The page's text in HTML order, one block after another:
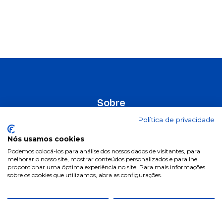
Sobre
Na Pill.pt, encontra de tudo... como na farmácia! Marcas
de confiança, com preços acessíveis.
Política de privacidade
Nós usamos cookies
Podemos colocá-los para análise dos nossos dados de visitantes, para
melhorar o nosso site, mostrar conteúdos personalizados e para lhe
proporcionar uma óptima experiência no site. Para mais informações
sobre os cookies que utilizamos, abra as configurações.